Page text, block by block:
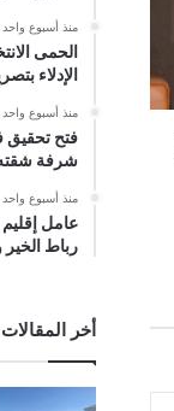
منذ أسبوع واحد
الحمى
الإدلاء
منذ أسبوع واحد
فتح
شرفة
منذ أسبوع واحد
عامل
رباط
أخر المقالات